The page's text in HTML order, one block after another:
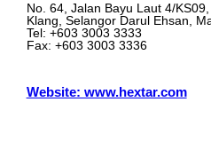
No. 64, Jalan Bayu Laut 4/
Klang, Selangor Darul Ehsan,
Tel: +603 3003 3333
Fax: +603 3003 3336
Website: www.hextar.com